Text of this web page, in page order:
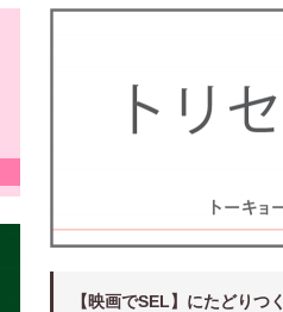
【映画でSEL】にたどりつ